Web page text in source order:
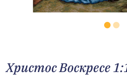
Христос Воскресе